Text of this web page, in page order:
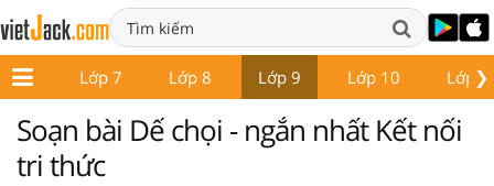
❯
6 Lớp 7 Lớp 8 Lớp 9 Lớp 10 Lớp
Soạn bài Dế chọi - ngắn nhất Kết nối
tri thức